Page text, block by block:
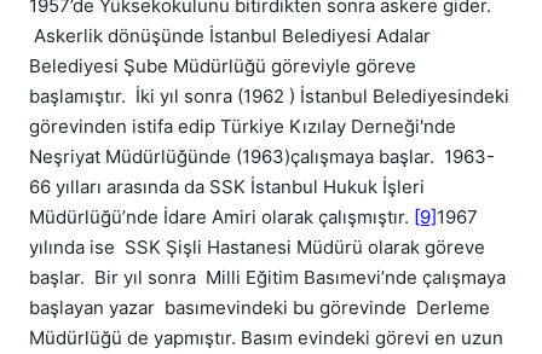
1957’de Yüksekokulunu bitirdikten sonra askere gider.
Askerlik dönüşünde İstanbul Belediyesi Adalar
Belediyesi Şube Müdürlüğü göreviyle göreve
başlamıştır. İki yıl sonra (1962 ) İstanbul Belediyesindeki
görevinden istifa edip Türkiye Kızılay Derneği'nde
Neşriyat Müdürlüğünde (1963)çalışmaya başlar. 1963-
66 yılları arasında da SSK İstanbul Hukuk İşleri
Müdürlüğü’nde İdare Amiri olarak çalışmıştır. [9]1967
yılında ise SSK Şişli Hastanesi Müdürü olarak göreve
başlar. Bir yıl sonra Milli Eğitim Basımevi’nde çalışmaya
başlayan yazar basımevindeki bu görevinde Derleme
Müdürlüğü de yapmıştır. Basım evindeki görevi en uzun